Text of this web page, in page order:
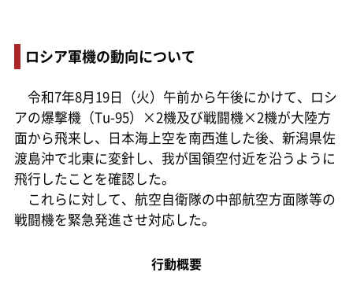
ロシア軍機の動向について
令和7年8月19日（火）午前から午後にかけて、ロシ
アの爆撃機（Tu-95）×2機及び戦闘機×2機が大陸方
面から飛来し、日本海上空を南西進した後、新潟県佐
渡島沖で北東に変針し、我が国領空付近を沿うように
飛行したことを確認した。
これらに対して、航空自衛隊の中部航空方面隊等の
戦闘機を緊急発進させ対応した。
行動概要